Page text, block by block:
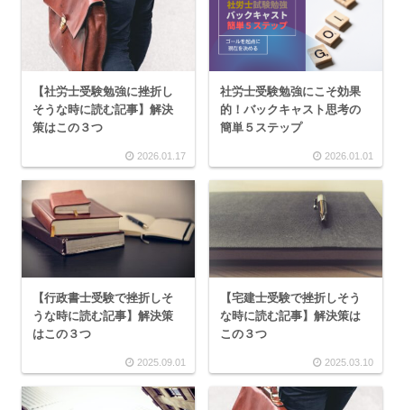
【社労士受験勉強に挫折し
そうな時に読む記事】解決
策はこの３つ
2026.01.17
社労士受験勉強にこそ効果
的！バックキャスト思考の
簡単５ステップ
2026.01.01
【行政書士受験で挫折しそ
うな時に読む記事】解決策
はこの３つ
2025.09.01
【宅建士受験で挫折しそう
な時に読む記事】解決策は
この３つ
2025.03.10